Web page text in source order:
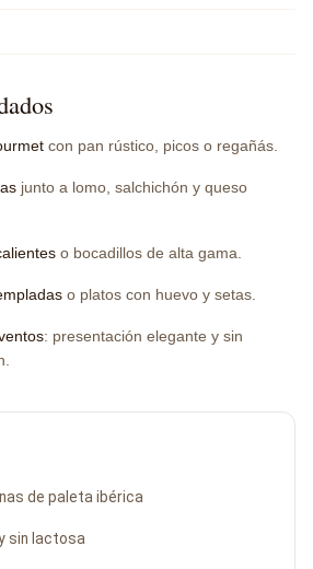
con pan rústico, picos o regañás.
junto a lomo, salchichón y queso
o bocadillos de alta gama.
o platos con huevo y setas.
: presentación elegante y sin
de paleta ibérica
sin lactosa